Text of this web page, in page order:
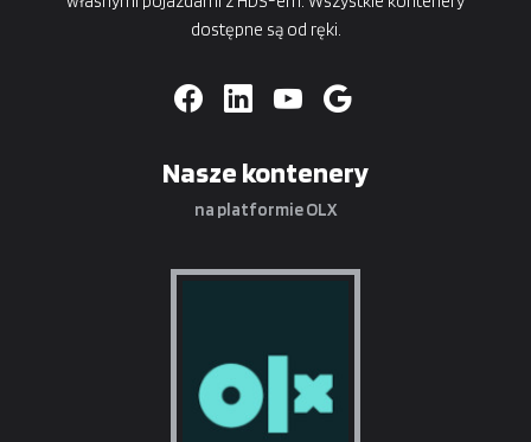
dostępne są od ręki.
Nasze kontenery
na platformie OLX